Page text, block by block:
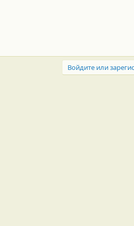
Войдите или